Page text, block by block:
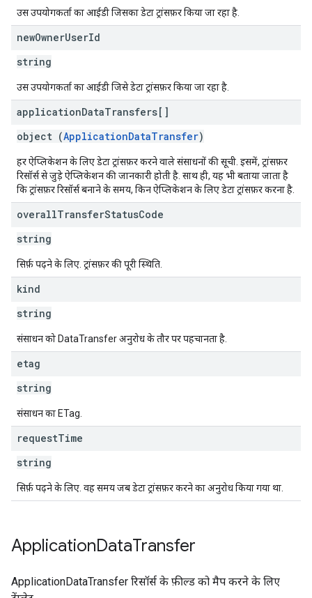
उस उपयोगकर्ता का आईडी जिसका डेटा ट्रांसफ़र किया जा रहा है.
newOwnerUserId
string
उस उपयोगकर्ता का आईडी जिसे डेटा ट्रांसफ़र किया जा रहा है.
applicationDataTransfers[]
object (ApplicationDataTransfer)
हर ऐप्लिकेशन के लिए डेटा ट्रांसफ़र करने वाले संसाधनों की सूची. इसमें, ट्रांसफ़र
रिसॉर्स से जुड़े ऐप्लिकेशन की जानकारी होती है. साथ ही, यह भी बताया जाता है
कि ट्रांसफ़र रिसॉर्स बनाने के समय, किन ऐप्लिकेशन के लिए डेटा ट्रांसफ़र करना है.
overallTransferStatusCode
string
सिर्फ़ पढ़ने के लिए. ट्रांसफ़र की पूरी स्थिति.
kind
string
संसाधन को DataTransfer अनुरोध के तौर पर पहचानता है.
etag
string
संसाधन का ETag.
requestTime
string
सिर्फ़ पढ़ने के लिए. वह समय जब डेटा ट्रांसफ़र करने का अनुरोध किया गया था.
ApplicationDataTransfer
ApplicationDataTransfer रिसॉर्स के फ़ील्ड को मैप करने के लिए